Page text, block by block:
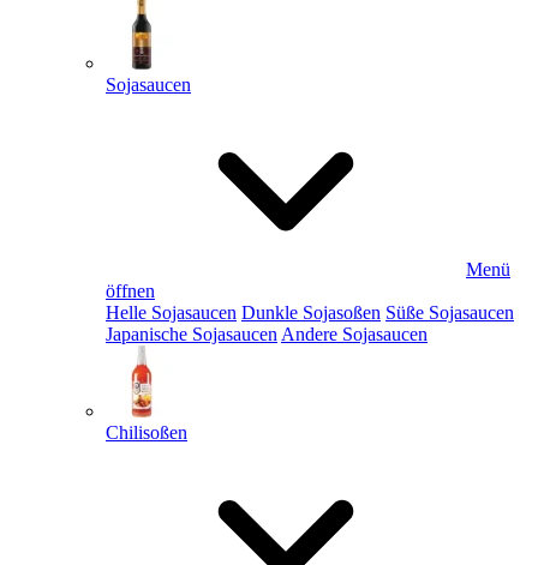
Sojasaucen
Menü
öffnen
Helle Sojasaucen Dunkle Sojasoßen Süße Sojasaucen
Japanische Sojasaucen Andere Sojasaucen
Chilisoßen